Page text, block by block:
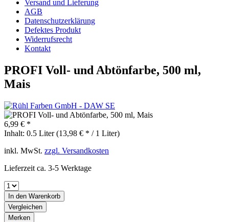
Versand und Lieferung
AGB
Datenschutzerklärung
Defektes Produkt
Widerrufsrecht
Kontakt
PROFI Voll- und Abtönfarbe, 500 ml,
Mais
6,99 € *
Inhalt: 0.5 Liter (13,98 € * / 1 Liter)
inkl. MwSt. zzgl. Versandkosten
Lieferzeit ca. 3-5 Werktage
In den Warenkorb
Vergleichen
Merken